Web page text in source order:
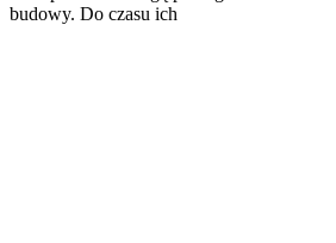
budowy. Do czasu ich